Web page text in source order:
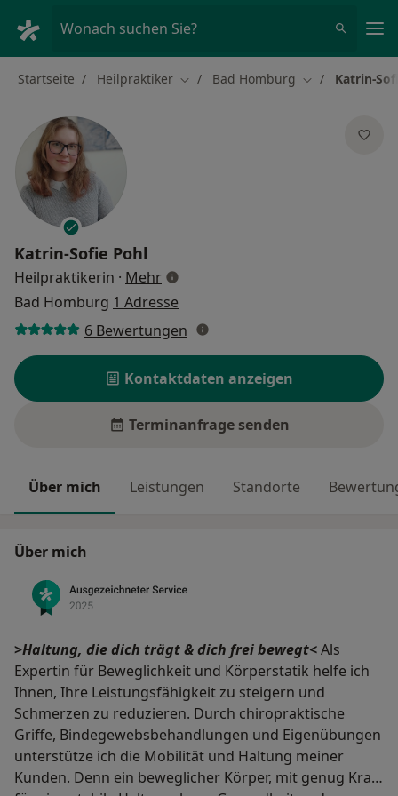
Wonach suchen Sie?
Startseite Heilpraktiker Stadt ändern
Bad Homburg Stadt ändern
Katrin-
Katrin-Sofie Pohl
Heilpraktikerin · Mehrüber Spezialisierungen
Bad Homburg 1 Adresse
6 Bewertungen
Kontaktdaten anzeigen
Terminanfrage senden
Über mich Leistungen Standorte
Über mich
>Haltung, die dich trägt & dich frei bewegt<Als
Expertin für Beweglichkeit und Körperstatik helfe ich
Ihnen, Ihre Leistungsfähigkeit zu steigern und
Schmerzen zu reduzieren. Durch chiropraktische
Griffe, Bindegewebsbehandlungen und Eigenübungen
unterstütze ich die Mobilität und Haltung meiner
Kunden. Denn ein beweglicher Körper, mit genug Kraft